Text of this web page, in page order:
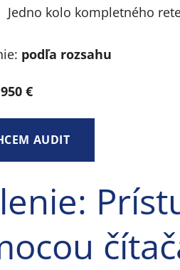
Jedno kolo kompletného
podľa rozsahu
950 €
AUDIT